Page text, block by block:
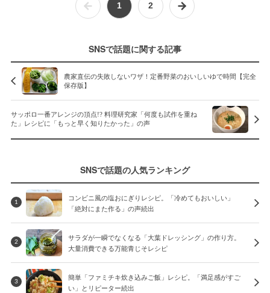
1 2
SNSで話題に関する記事
農家直伝の失敗しないワザ！定番野菜のおいしいゆで時間【完全
保存版】
サッポロ一番アレンジの頂点!? 料理研究家「何度も試作を重ね
た」レシピに「もっと早く知りたかった」の声
SNSで話題の人気ランキング
1
コンビニ風の塩おにぎりレシピ。「冷めてもおいしい」
「絶対にまた作る」の声続出
2
サラダが一瞬でなくなる「大葉ドレッシング」の作り方。
大量消費できる万能青じそレシピ
3
簡単「ファミチキ炊き込みご飯」レシピ。「満足感がすご
い」とリピーター続出